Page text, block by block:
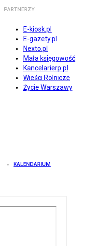
PARTNERZY
E-kiosk.pl
E-gazety.pl
Nexto.pl
Mała księgowość
Kancelarierp.pl
Wieści Rolnicze
Życie Warszawy
KALENDARIUM